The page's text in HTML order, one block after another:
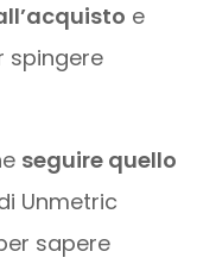
e
spingere
seguire quello
Unmetric
sapere